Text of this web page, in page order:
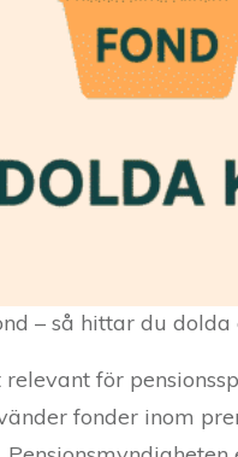
– så hittar du
för
fonder inom